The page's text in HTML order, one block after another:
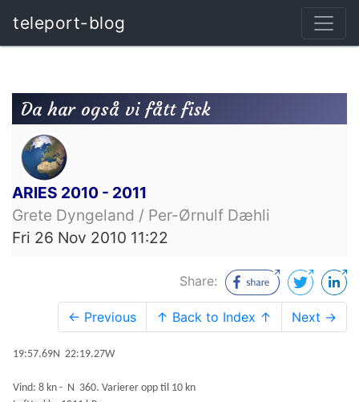
teleport-blog
Da har også vi fått fisk
ARIES 2010 - 2011
Grete Dyngeland / Per-Ørnulf Dæhli
Fri 26 Nov 2010 11:22
Share:
← Previous ↑ Back to Index ↑ Next →
19:57.69N 22:19.27W
Vind: 8 kn - N 360. Varierer opp til 10 kn